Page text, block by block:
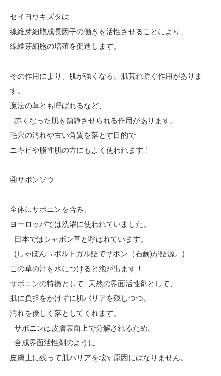
セイヨウキズタは
線維芽細胞成長因子の働きを活性させることにより、
線維芽細胞の増殖を促進します。
その作用により、肌が強くなる、肌荒れ防ぐ作用がありま
す。
魔法の草とも呼ばれるなど、
赤くなった肌を鎮静させられる作用があります。
毛穴の汚れや古い角質を落とす目的で
ニキビや脂性肌の方にもよく使われます！
④サボンソウ
全体にサポニンを含み、
ヨーロッパでは洗濯に使われていました。
日本ではシャボン草と呼ばれています。
(しゃぼん→ポルトガル語でサボン（石鹸)が語源。)
この草の汁を水につけると泡が出ます！
サポニンの特徴として 天然の界面活性剤として、
肌に負担をかけずに肌バリアを残しつつ、
汚れを優しく落としてくれます。
サポニンは皮膚表面上で分解されるため、
合成界面活性剤のように
皮膚上に残って肌バリアを壊す原因にはなりません。